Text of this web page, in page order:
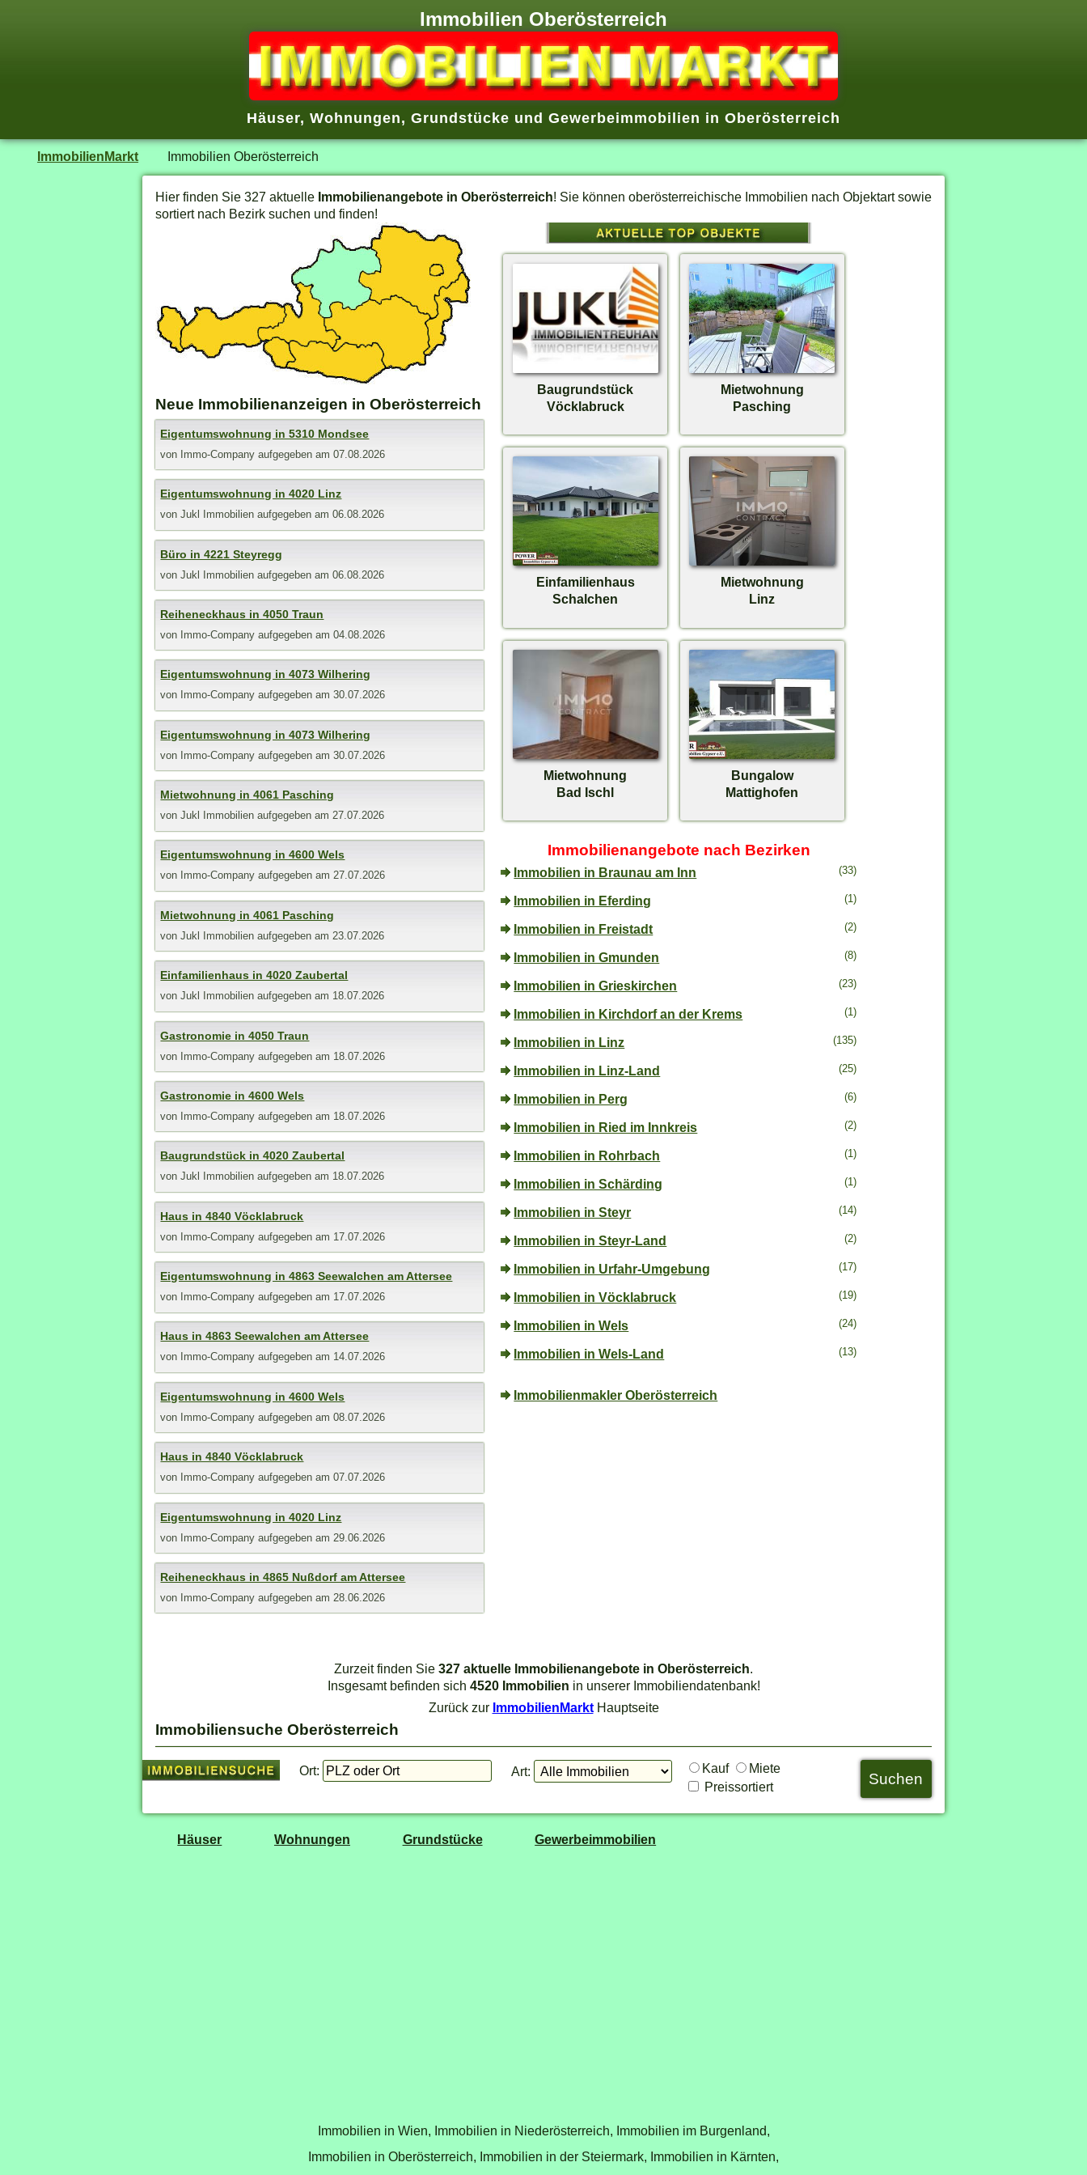
Immobilien Oberösterreich
Häuser, Wohnungen, Grundstücke und Gewerbeimmobilien in Oberösterreich
ImmobilienMarkt Immobilien Oberösterreich
Hier finden Sie 327 aktuelle Immobilienangebote in Oberösterreich! Sie können oberösterreichische Immobilien nach Objektart sowie
sortiert nach Bezirk suchen und finden!
Neue Immobilienanzeigen in Oberösterreich
Eigentumswohnung in 5310 Mondsee
von Immo-Companyaufgegeben am 07.08.2026
Eigentumswohnung in 4020 Linz
vonJukl Immobilienaufgegeben am 06.08.2026
Büro in 4221 Steyregg
vonJukl Immobilienaufgegeben am 06.08.2026
Reiheneckhaus in 4050 Traun
von Immo-Companyaufgegeben am 04.08.2026
Eigentumswohnung in 4073 Wilhering
von Immo-Companyaufgegeben am 30.07.2026
Eigentumswohnung in 4073 Wilhering
von Immo-Companyaufgegeben am 30.07.2026
Mietwohnung in 4061 Pasching
vonJukl Immobilienaufgegeben am 27.07.2026
Eigentumswohnung in 4600 Wels
von Immo-Companyaufgegeben am 27.07.2026
Mietwohnung in 4061 Pasching
vonJukl Immobilienaufgegeben am 23.07.2026
Einfamilienhaus in 4020 Zaubertal
vonJukl Immobilienaufgegeben am 18.07.2026
Gastronomie in 4050 Traun
von Immo-Companyaufgegeben am 18.07.2026
Gastronomie in 4600 Wels
von Immo-Companyaufgegeben am 18.07.2026
Baugrundstück in 4020 Zaubertal
vonJukl Immobilienaufgegeben am 18.07.2026
Haus in 4840 Vöcklabruck
von Immo-Companyaufgegeben am 17.07.2026
Eigentumswohnung in 4863 Seewalchen am Attersee
von Immo-Companyaufgegeben am 17.07.2026
Haus in 4863 Seewalchen am Attersee
von Immo-Companyaufgegeben am 14.07.2026
Eigentumswohnung in 4600 Wels
von Immo-Companyaufgegeben am 08.07.2026
Haus in 4840 Vöcklabruck
von Immo-Companyaufgegeben am 07.07.2026
Eigentumswohnung in 4020 Linz
von Immo-Companyaufgegeben am 29.06.2026
Reiheneckhaus in 4865 Nußdorf am Attersee
von Immo-Companyaufgegeben am 28.06.2026
Baugrundstück
Vöcklabruck
Mietwohnung
Pasching
Einfamilienhaus
Schalchen
Mietwohnung
Linz
Mietwohnung
Bad Ischl
Bungalow
Mattighofen
Immobilienangebote nach Bezirken
Immobilien in Braunau am Inn (33)
Immobilien in Eferding (1)
Immobilien in Freistadt (2)
Immobilien in Gmunden (8)
Immobilien in Grieskirchen (23)
Immobilien in Kirchdorf an der Krems (1)
Immobilien in Linz (135)
Immobilien in Linz-Land (25)
Immobilien in Perg (6)
Immobilien in Ried im Innkreis (2)
Immobilien in Rohrbach (1)
Immobilien in Schärding (1)
Immobilien in Steyr (14)
Immobilien in Steyr-Land (2)
Immobilien in Urfahr-Umgebung (17)
Immobilien in Vöcklabruck (19)
Immobilien in Wels (24)
Immobilien in Wels-Land (13)
Immobilienmakler Oberösterreich
Zurzeit finden Sie 327 aktuelle Immobilienangebote in Oberösterreich.
Insgesamt befinden sich 4520 Immobilien in unserer Immobiliendatenbank!
Zurück zur ImmobilienMarktHauptseite
Immobiliensuche Oberösterreich
Ort: Art: Kauf
Miete
Preissortiert
Häuser Wohnungen Grundstücke Gewerbeimmobilien
Immobilien in Wien, Immobilien in Niederösterreich, Immobilien im Burgenland,
Immobilien in Oberösterreich, Immobilien in der Steiermark, Immobilien in Kärnten,